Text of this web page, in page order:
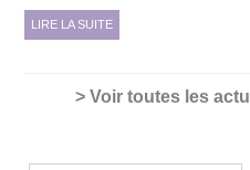
LIRE LA SUITE
> Voir toutes les